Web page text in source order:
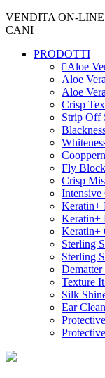
VENDITA ON-
CANI
PRODOTTI
Aloe
Aloe
Aloe
Crisp
Strip Off
Fly
Crisp
Intensive
Keratin+
Keratin+
Keratin+
Sterling
Sterling
Dematter
Texture
Silk
Ear